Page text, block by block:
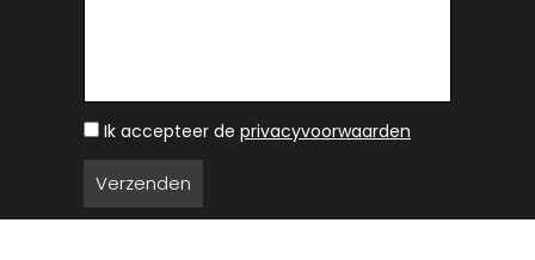
Ik accepteer de privacyvoorwaarden